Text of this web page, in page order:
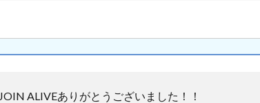
JOIN ALIVEありがとうございました！！